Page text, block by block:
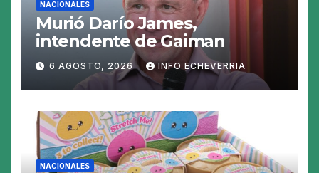
NACIONALES
Murió Darío James,
intendente de Gaiman
6 AGOSTO, 2026 INFO ECHEVERRIA
NACIONALES